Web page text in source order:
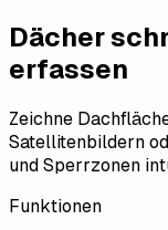
Dächer
erfassen
Zeichne
Satellitenbildern
und Sperrzonen
Funktionen